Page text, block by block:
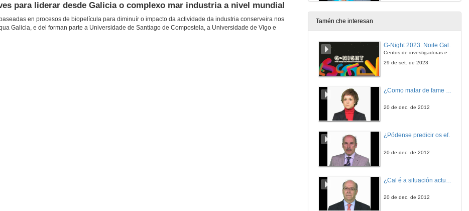
para liderar desde Galicia o complexo mar industria a nivel mundial
en procesos de biopelícula para diminuír o impacto da actividade da industria conserveira nos
Galicia, e del forman parte a Universidade de Santiago de Compostela, a Universidade de Vigo e
Calidade medioambiental na zona afectada polo efluente
28 de out. de 2016
28 de out. de 2016
28 de out. de 2016
Tamén che interesan
G-Night 2023. Noite Galega das Persoas Investigadoras. Conciencias creativas
Centos de investigadoras e investigadores, decenas de actividades e sete cidades
29 de set. de 2023
20 de dec. de 2012
¿Pódense predicir os efectos polo achegamento á Terra dos asteroides?
20 de dec. de 2012
20 de dec. de 2012